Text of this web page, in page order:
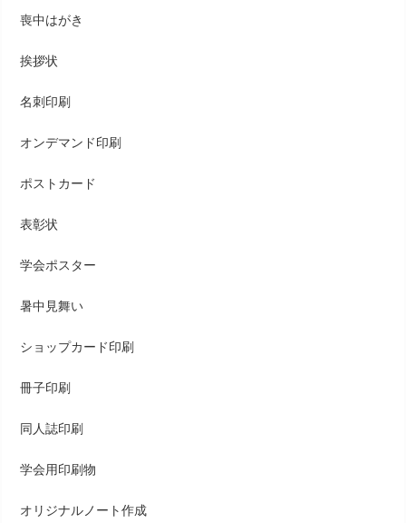
喪中はがき
挨拶状
名刺印刷
オンデマンド印刷
ポストカード
表彰状
学会ポスター
暑中見舞い
ショップカード印刷
冊子印刷
同人誌印刷
学会用印刷物
オリジナルノート作成